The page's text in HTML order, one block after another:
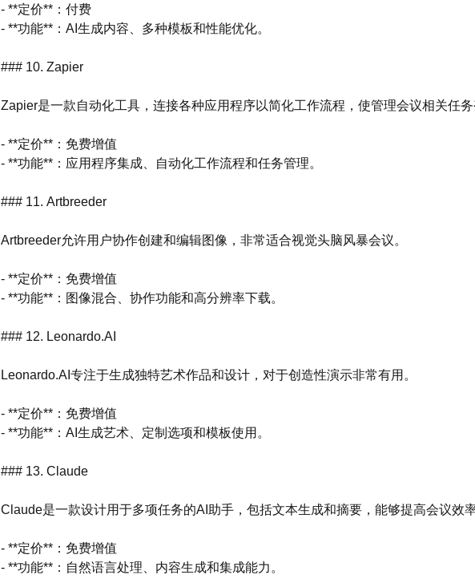
- **定价**：付费
- **功能**：AI生成内容、多种模板和性能优化。
### 10. Zapier
Zapier是一款自动化工具，连接各种应用程序以简化工作流程，使管理会议相关任
- **定价**：免费增值
- **功能**：应用程序集成、自动化工作流程和任务管理。
### 11. Artbreeder
Artbreeder允许用户协作创建和编辑图像，非常适合视觉头脑风暴会议。
- **定价**：免费增值
- **功能**：图像混合、协作功能和高分辨率下载。
### 12. Leonardo.AI
Leonardo.AI专注于生成独特艺术作品和设计，对于创造性演示非常有用。
- **定价**：免费增值
- **功能**：AI生成艺术、定制选项和模板使用。
### 13. Claude
Claude是一款设计用于多项任务的AI助手，包括文本生成和摘要，能够提高会议效
- **定价**：免费增值
- **功能**：自然语言处理、内容生成和集成能力。